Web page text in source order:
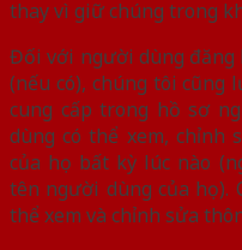
thay vì giữ chúng trong
Đối với người dùng đăng
(nếu có), chúng tôi
cung cấp trong hồ sơ
dùng có thể xem, chỉnh
của họ bất kỳ lúc nào
tên người dùng của họ).
thể xem và chỉnh sửa